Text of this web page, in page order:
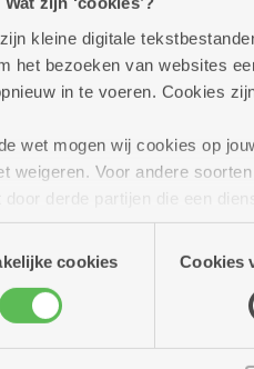
kleine digitale
het bezoeken van websites
in te voeren. Cookies
wet mogen wij cookies op
weigeren. Voor andere
door derde partijen die een
gebruik van onze site
cookies
Cookies
2026 14.00 uur tot 16.00
Berchem
1